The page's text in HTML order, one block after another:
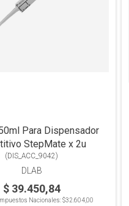
Para Dispensador
StepMate x 2u
(DIS_ACC_9042)
DLAB
$ 39.450,84
Nacionales:$32.604,00